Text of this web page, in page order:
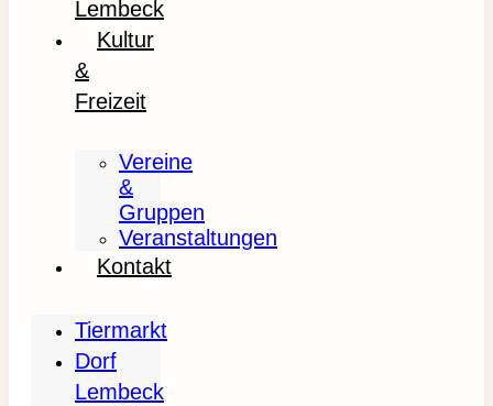
Lembeck
Kultur
&
Freizeit
Vereine
&
Gruppen
Veranstaltungen
Kontakt
Tiermarkt
Dorf
Lembeck